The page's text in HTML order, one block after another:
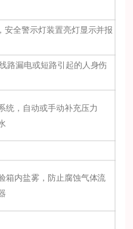
安全警示灯装置亮灯显示并报
路漏电或短路引起的人身伤
统，自动或手动补充压力
箱内盐雾，防止腐蚀气体流